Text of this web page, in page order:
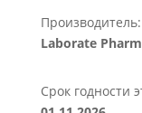
Производитель:
Laborate
Срок годности